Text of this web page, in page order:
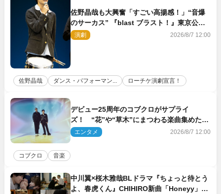
佐野晶哉も大興奮「すごい高揚感！」“音爆
のサーカス” 『blast ブラスト！』東京公演
が開幕！
演劇 2026/8/7 12:00
佐野晶哉 ダンス・パフォーマン... ローチケ演劇宣言！
デビュー25周年のコブクロがサプライ
ズ！ “花”や“草木”にまつわる楽曲集めた新
コンセプトアルバムを“花の日”に配信リリー
ス
エンタメ 2026/8/7 12:00
コブクロ 音楽
中川翼×桜木雅哉BLドラマ『ちょっと待とう
よ、春虎くん』CHIHIRO新曲「Honeyy」が